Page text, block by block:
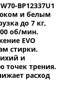
BP12337U1
и белым
до 7 кг,
об/мин.
EVO
стирки.
и
точек трения.
расход